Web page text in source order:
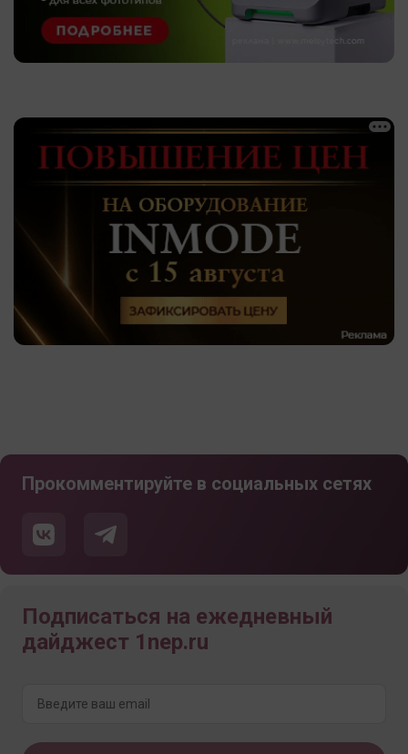
Прокомментируйте в социальных сетях
Подписаться на ежедневный
дайджест 1nep.ru